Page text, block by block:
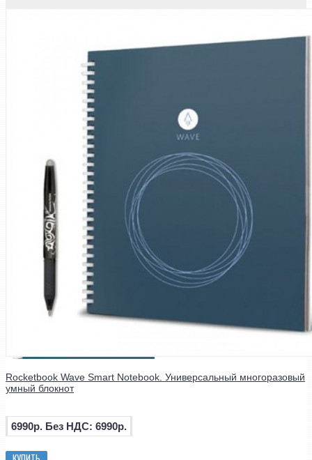
Rocketbook Wave Smart Notebook. Универсальный многоразовый
умный блокнот
6990р. Без НДС: 6990р.